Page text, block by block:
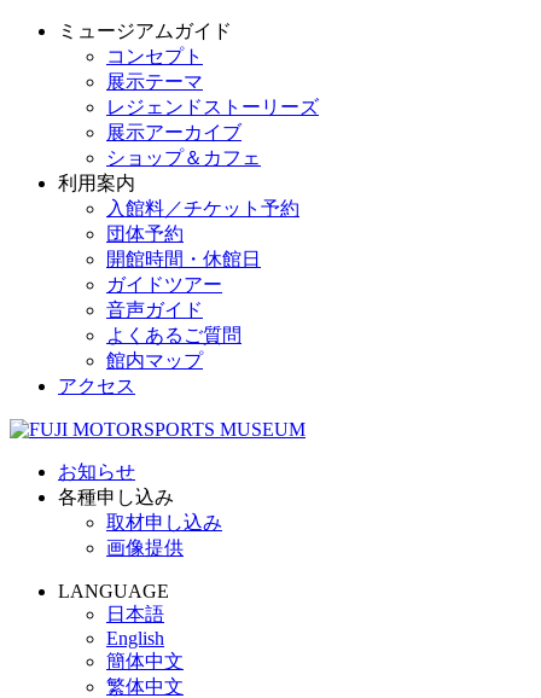
ミュージアムガイド
コンセプト
展示テーマ
レジェンドストーリーズ
展示アーカイブ
ショップ＆カフェ
利用案内
入館料／チケット予約
団体予約
開館時間・休館日
ガイドツアー
音声ガイド
よくあるご質問
館内マップ
アクセス
お知らせ
各種申し込み
取材申し込み
画像提供
LANGUAGE
日本語
English
簡体中文
繁体中文